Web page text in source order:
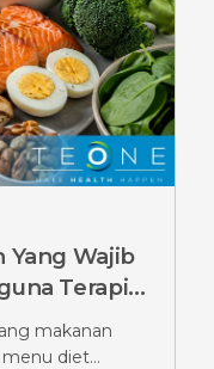
Yang Wajib
Terapi
Terlewat
makanan
menu diet